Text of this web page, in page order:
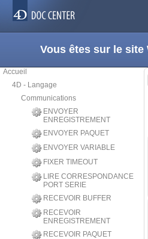
Vous êtes sur le
Accueil
4D - Langage
Communications
ENVOYER
ENREGISTREMENT
ENVOYER PAQUET
ENVOYER VARIABLE
FIXER TIMEOUT
LIRE CORRESPONDANCE
PORT SERIE
RECEVOIR BUFFER
RECEVOIR
ENREGISTREMENT
RECEVOIR PAQUET